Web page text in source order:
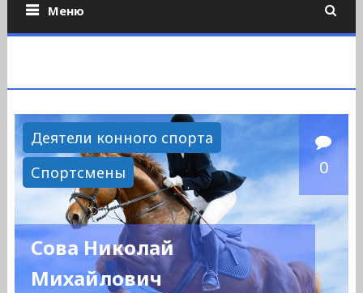
Меню
Деятели конного спорта
Спортсмены
0
Сова Николай
Михайлович